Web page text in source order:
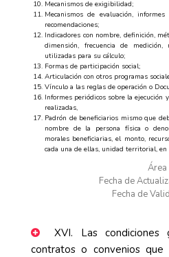
Mecanismos de exigibilidad;
Mecanismos de evaluación,
recomendaciones;
Indicadores con nombre, definición,
dimensión, frecuencia de
utilizadas para su cálculo;
Formas de participación social;
Articulación con otros programas
Vínculo a las reglas de operación o
Informes periódicos sobre la ejecución
realizadas,
Padrón de beneficiarios mismo que
nombre de la persona física o
morales beneficiarias, el monto,
cada una de ellas, unidad territorial, en
Fecha de
Fecha de
XVI. Las condiciones
contratos o convenios que